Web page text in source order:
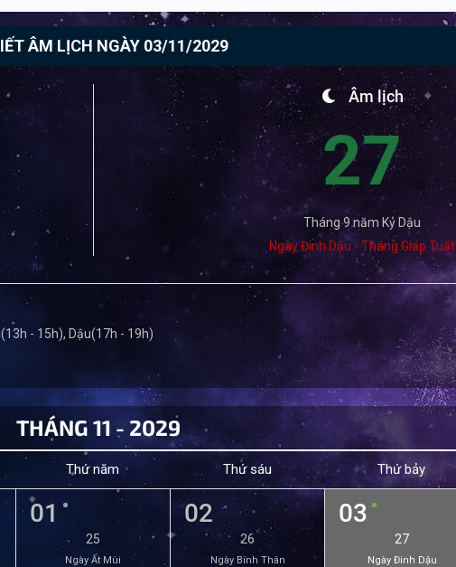
ÂM LỊCH NGÀY 03/11/2029
Âm lịch
27
Tháng 9 năm Kỷ Dậu
Ngày Đinh Dậu - Tháng Giáp Tuất
- 15h), Dậu(17h - 19h)
THÁNG 11 - 2029
Thứ năm Thứ sáu Thứ bảy
01
25
Ngày Ất Mùi
02
26
Ngày Bính Thân
03
27
Ngày Đinh Dậu